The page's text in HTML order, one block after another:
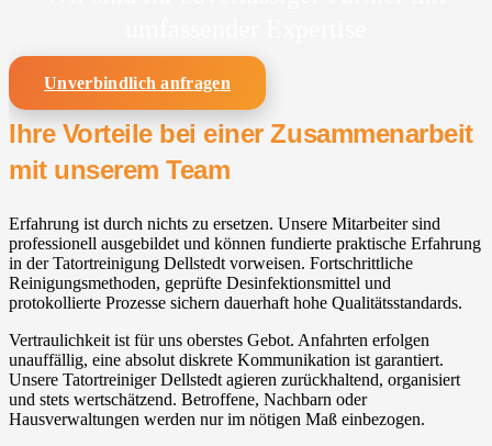
Unverbindlich anfragen
Ihre Vorteile bei einer Zusammenarbeit
mit unserem Team
Erfahrung ist durch nichts zu ersetzen. Unsere Mitarbeiter sind
professionell ausgebildet und können fundierte praktische Erfahrung
in der Tatortreinigung Dellstedt vorweisen. Fortschrittliche
Reinigungsmethoden, geprüfte Desinfektionsmittel und
protokollierte Prozesse sichern dauerhaft hohe Qualitätsstandards.
Vertraulichkeit ist für uns oberstes Gebot. Anfahrten erfolgen
unauffällig, eine absolut diskrete Kommunikation ist garantiert.
Unsere Tatortreiniger Dellstedt agieren zurückhaltend, organisiert
und stets wertschätzend. Betroffene, Nachbarn oder
Hausverwaltungen werden nur im nötigen Maß einbezogen.